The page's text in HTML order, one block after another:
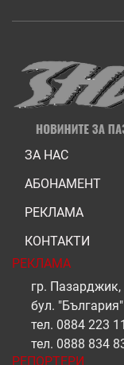
ЗА НАС
АБОНАМЕНТ
РЕКЛАМА
КОНТАКТИ
РЕКЛАМА
гр. Пазарджик,
бул.
тел. 0884 223
тел. 0888 834
РЕПОРТЕРИ